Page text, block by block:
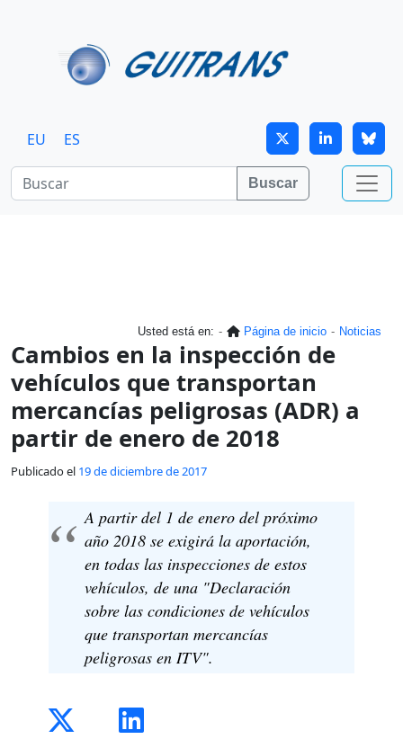
EU ES
Buscar
Usted está en: Página de inicio Noticias
Cambios en la inspección de
vehículos que transportan
mercancías peligrosas (ADR) a
partir de enero de 2018
Publicado el 19 de diciembre de 2017
A partir del 1 de enero del próximo
año 2018 se exigirá la aportación,
en todas las inspecciones de estos
vehículos, de una "Declaración
sobre las condiciones de vehículos
que transportan mercancías
peligrosas en ITV".